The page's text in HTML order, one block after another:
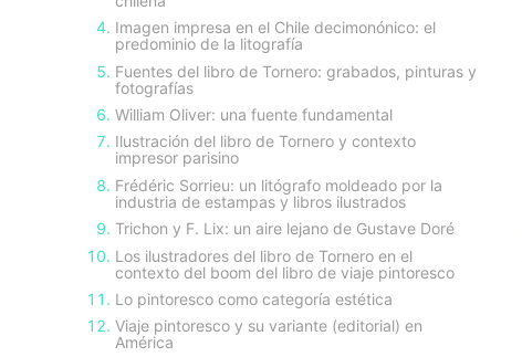
Imagen impresa en el Chile decimonónico: el
predominio de la litografía
Fuentes del libro de Tornero: grabados, pinturas y
fotografías
William Oliver: una fuente fundamental
Ilustración del libro de Tornero y contexto
impresor parisino
Frédéric Sorrieu: un litógrafo moldeado por la
industria de estampas y libros ilustrados
Trichon y F. Lix: un aire lejano de Gustave Doré
Los ilustradores del libro de Tornero en el
contexto del boom del libro de viaje pintoresco
Lo pintoresco como categoría estética
Viaje pintoresco y su variante (editorial) en
América